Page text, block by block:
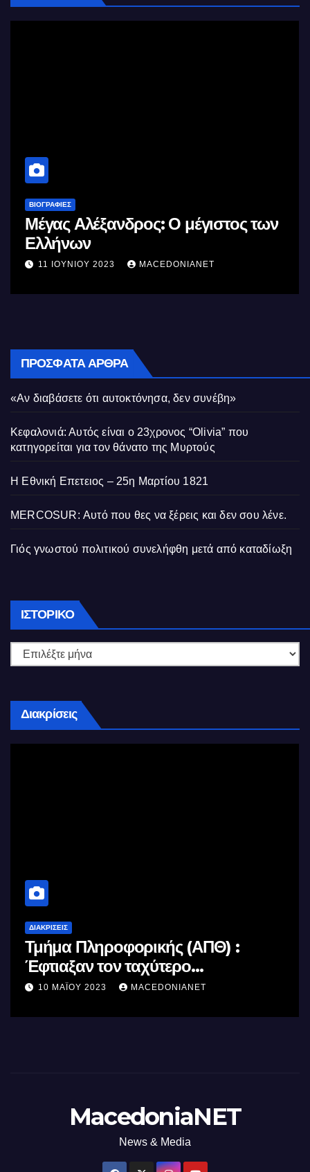
ΒΙΟΓΡΑΦΊΕΣ
Μέγας Αλέξανδρος: Ο μέγιστος των
Ελλήνων
11 ΙΟΥΝΊΟΥ 2023 MACEDONIANET
ΠΡΌΣΦΑΤΑ ΆΡΘΡΑ
«Αν διαβάσετε ότι αυτοκτόνησα, δεν συνέβη»
Κεφαλονιά: Αυτός είναι ο 23χρονος “Olivia” που
κατηγορείται για τον θάνατο της Μυρτούς
Η Εθνική Επετειος – 25η Μαρτίου 1821
MERCOSUR: Αυτό που θες να ξέρεις και δεν σου λένε.
Γιός γνωστού πολιτικού συνελήφθη μετά από καταδίωξη
ΙΣΤΟΡΙΚΌ Ιστορικό
Διακρίσεις
ΔΙΑΚΡΊΣΕΙΣ
Τμήμα Πληροφορικής (ΑΠΘ) :
Έφτιαξαν τον ταχύτερο
επεξεργαστή AI στον κόσμο με τη
10 ΜΑΪ́ΟΥ 2023 MACEDONIANET
MacedoniaNET
News & Media